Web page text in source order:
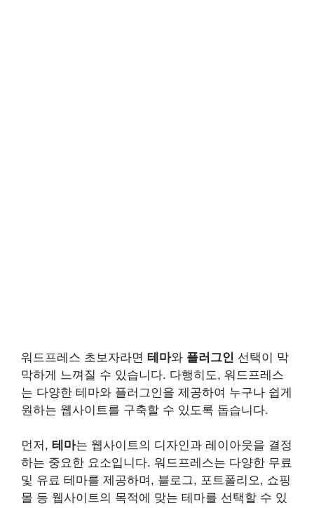
워드프레스 초보자라면 테마와 플러그인 선택이 막
막하게 느껴질 수 있습니다. 다행히도, 워드프레스
는 다양한 테마와 플러그인을 제공하여 누구나 쉽게
원하는 웹사이트를 구축할 수 있도록 돕습니다.
먼저, 테마는 웹사이트의 디자인과 레이아웃을 결정
하는 중요한 요소입니다. 워드프레스는 다양한 무료
및 유료 테마를 제공하며, 블로그, 포트폴리오, 쇼핑
몰 등 웹사이트의 목적에 맞는 테마를 선택할 수 있